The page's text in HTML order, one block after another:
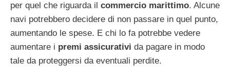
per quel che riguarda il commercio marittimo. Alcune
navi potrebbero decidere di non passare in quel punto,
aumentando le spese. E chi lo fa potrebbe vedere
aumentare i premi assicurativi da pagare in modo
tale da proteggersi da eventuali perdite.